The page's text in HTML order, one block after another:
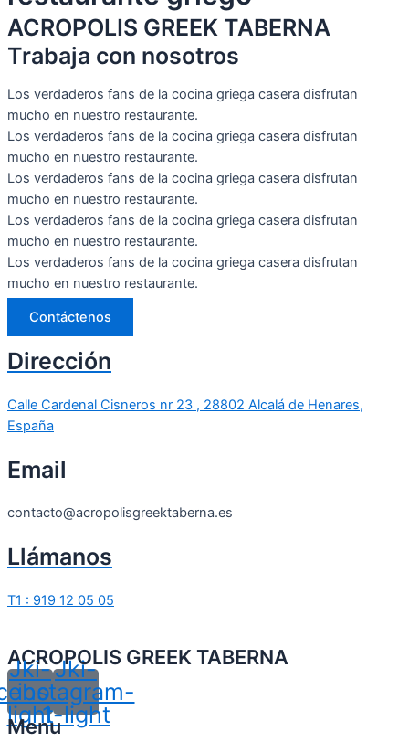
ACROPOLIS GREEK TABERNA
Trabaja con nosotros
Los verdaderos fans de la cocina griega casera disfrutan
mucho en nuestro restaurante.
Los verdaderos fans de la cocina griega casera disfrutan
mucho en nuestro restaurante.
Los verdaderos fans de la cocina griega casera disfrutan
mucho en nuestro restaurante.
Los verdaderos fans de la cocina griega casera disfrutan
mucho en nuestro restaurante.
Los verdaderos fans de la cocina griega casera disfrutan
mucho en nuestro restaurante.
Contáctenos
Dirección
Calle Cardenal Cisneros nr 23 , 28802 Alcalá de Henares,
España
Email
contacto@acropolisgreektaberna.es
Llámanos
T1 : 919 12 05 05
ACROPOLIS GREEK TABERNA
Jki-
light
Jki-
instagram-
1-light
Menu